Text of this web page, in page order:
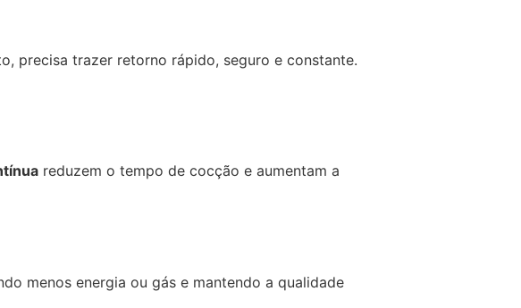
precisa trazer retorno rápido, seguro e constante.
reduzem o tempo de cocção e aumentam a
menos energia ou gás e mantendo a qualidade